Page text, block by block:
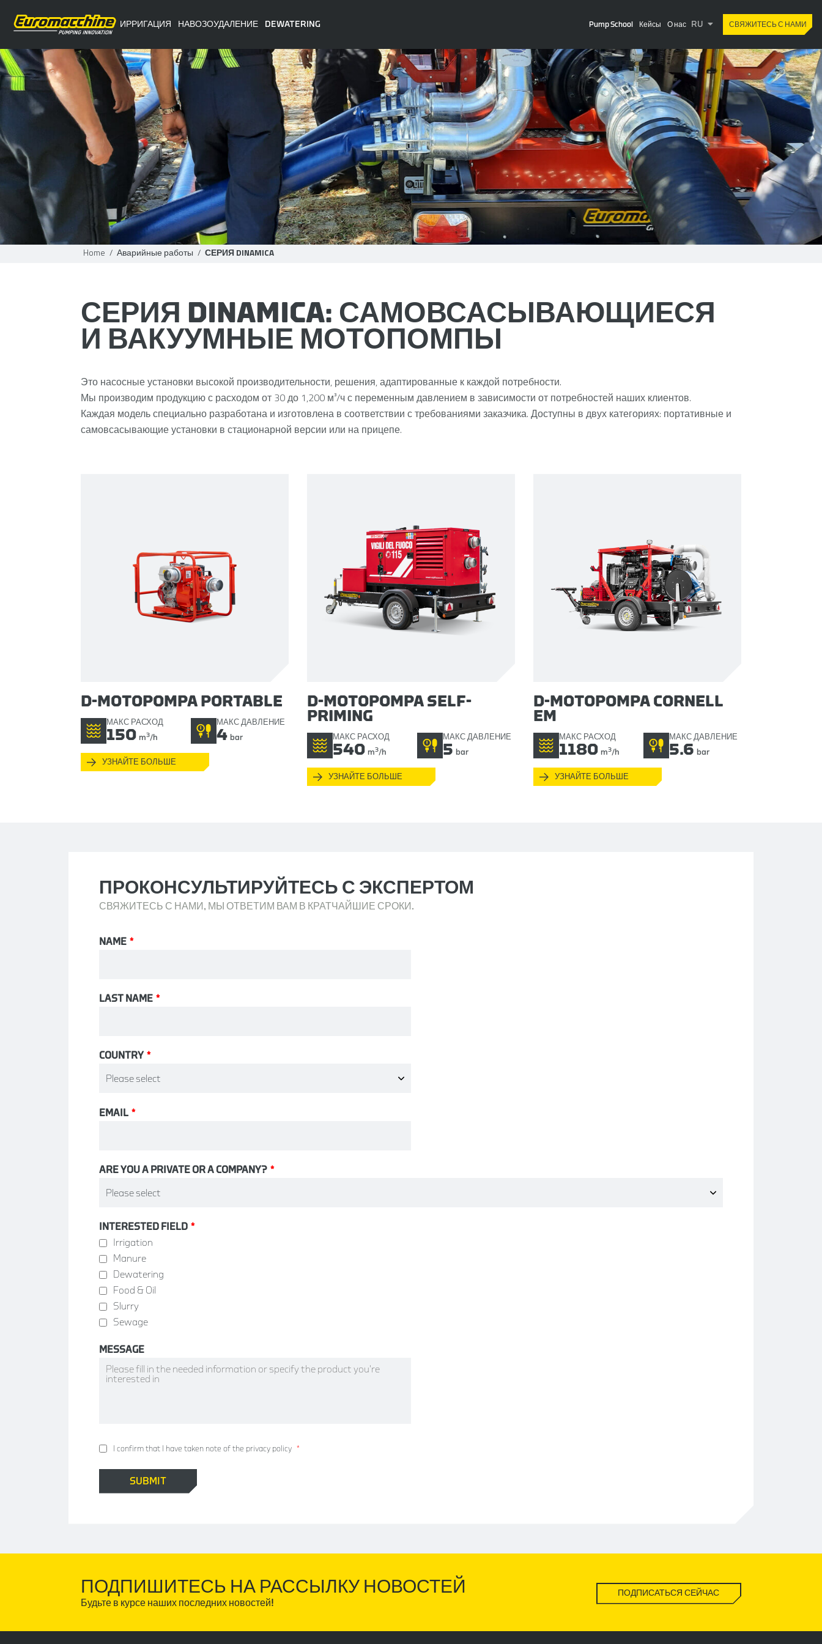
ИРРИГАЦИЯ НАВОЗОУДАЛЕНИЕ DEWATERING Pump School Кейсы О нас RU СВЯЖИТЕСЬ С НАМИ
Home / Аварийные работы / СЕРИЯ DINAMICA
СЕРИЯ DINAMICA: САМОВСАСЫВАЮЩИЕСЯ
И ВАКУУМНЫЕ МОТОПОМПЫ
Это насосные установки высокой производительности, решения, адаптированные к каждой потребности.
Мы производим продукцию с расходом от 30 до 1,200 м³/ч с переменным давлением в зависимости от потребностей наших клиентов.
Каждая модель специально разработана и изготовлена в соответствии с требованиями заказчика. Доступны в двух категориях: портативные и
самовсасывающие установки в стационарной версии или на прицепе.
D-MOTOPOMPA PORTABLE
МАКС РАСХОД
150 m3/h
МАКС ДАВЛЕНИЕ
4 bar
УЗНАЙТЕ БОЛЬШЕ
D-MOTOPOMPA SELF-
PRIMING
МАКС РАСХОД
540 m3/h
МАКС ДАВЛЕНИЕ
5 bar
УЗНАЙТЕ БОЛЬШЕ
D-MOTOPOMPA CORNELL
EM
МАКС РАСХОД
1180 m3/h
МАКС ДАВЛЕНИЕ
5.6 bar
УЗНАЙТЕ БОЛЬШЕ
ПРОКОНСУЛЬТИРУЙТЕСЬ С ЭКСПЕРТОМ
СВЯЖИТЕСЬ С НАМИ, МЫ ОТВЕТИМ ВАМ В КРАТЧАЙШИЕ СРОКИ.
NAME *
LAST NAME *
COUNTRY *
EMAIL *
ARE YOU A PRIVATE OR A COMPANY? *
INTERESTED FIELD *
Irrigation
Manure
Dewatering
Food & Oil
Slurry
Sewage
MESSAGE
I confirm that I have taken note of the privacy policy *
ПОДПИШИТЕСЬ НА РАССЫЛКУ НОВОСТЕЙ
Будьте в курсе наших последних новостей!
ПОДПИСАТЬСЯ СЕЙЧАС